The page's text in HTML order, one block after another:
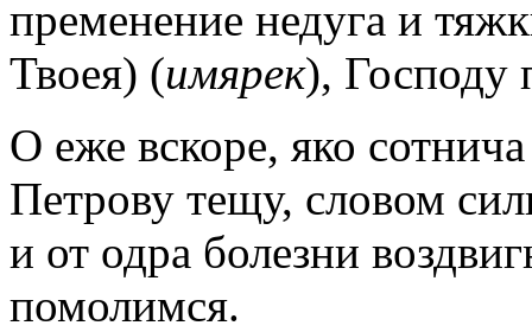
пременение недуга и
Твоея) (имярек), Господу
О еже вскоре, яко
Петрову тещу, словом
и от одра болезни
помолимся.